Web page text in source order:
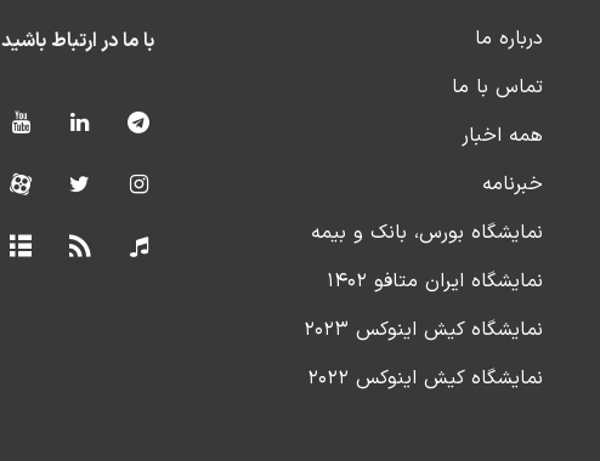
درباره ما
تماس با ما
همه اخبار
خبرنامه
نمایشگاه بورس، بانک و بیمه
نمایشگاه ایران متافو ۱۴۰۲
نمایشگاه کیش اینوکس ۲۰۲۳
نمایشگاه کیش اینوکس ۲۰۲۲
با ما در ارتباط باشید